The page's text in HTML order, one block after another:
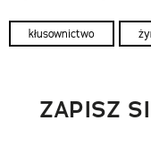
kłusownictwo
ZAPISZ